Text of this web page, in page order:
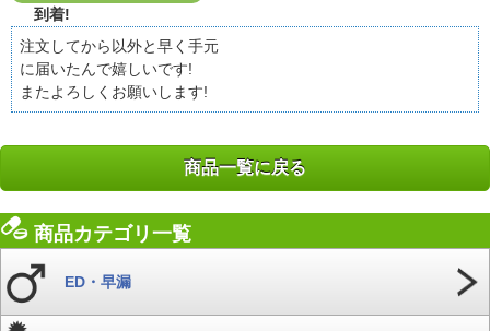
到着!
注文してから以外と早く手元
に届いたんで嬉しいです!
またよろしくお願いします!
商品一覧に戻る
商品カテゴリ一覧
ED・早漏